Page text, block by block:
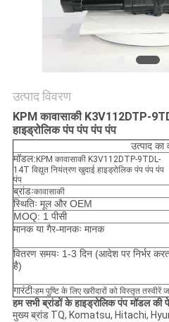
अनुरोध
साइटमैप
गोपनीयता
नीति
उत्पाद विवरण
KPM कावासाकी K3V112DTP-
हाइड्रोलिक पंप पंप पंप पंप
उत्पाद का
मॉडल: KPM कावासाकी K3V112DTP-9TDL-
14T विद्युत नियंत्रण खुदाई हाइड्रोलिक पंप पंप पंप
पंप
ब्रांडःकावासाकी
स्थितिः मूल और OEM
MOQ: 1 पीसी
मानक या गैर-मानकः मानक
वितरण समयः 1-3 दिन (आदेश पर निर्भर
है)
गारंटीःहम पुष्टि के लिए खरीदारों को विस्तृत
हम सभी ब्रांडों के हाइड्रोलिक पंप मॉडल
मुख्य ब्रांड TQ, Komatsu, Hitachi,